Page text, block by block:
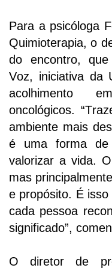
Para a psicóloga
Quimioterapia, o
do encontro,
Voz, iniciativa da
acolhimento
oncológicos.
ambiente mais
é uma forma de
valorizar a vida.
mas
e propósito. É
cada pessoa
significado”,
O diretor de p